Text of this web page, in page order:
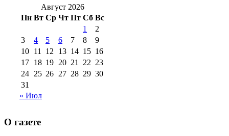
2016 г(12) №99 8 июля 2014 г
августа 2012 г(11)
августа 2013 г
(12)
Август 2026
Пн Вт Ср Чт Пт Сб Вс
1
2
3
4 5 6 7 8
9
10 11 12 13 14 15 16
17 18 19 20 21 22 23
24 25 26 27 28 29 30
31
« Июл
О газете